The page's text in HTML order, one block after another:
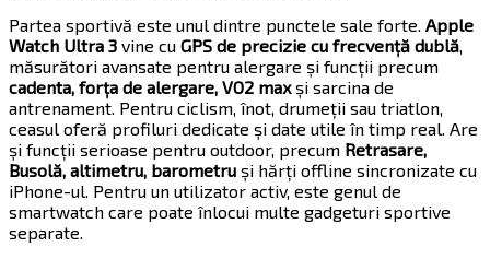
Partea sportivă este unul dintre punctele sale forte. Apple
Watch Ultra 3 vine cu GPS de precizie cu frecvență dublă,
măsurători avansate pentru alergare și funcții precum
cadenta, forța de alergare, VO2 maxși sarcina de
antrenament. Pentru ciclism, înot, drumeții sau triatlon,
ceasul oferă profiluri dedicate și date utile în timp real. Are
și funcții serioase pentru outdoor, precum Retrasare,
Busolă, altimetru, barometru și hărți offline sincronizate cu
iPhone-ul. Pentru un utilizator activ, este genul de
smartwatch care poate înlocui multe gadgeturi sportive
separate.